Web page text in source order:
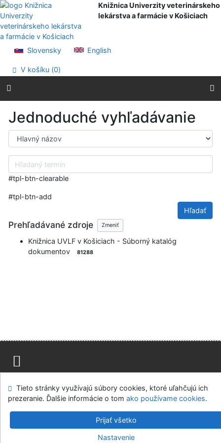
Prejsť na obsah
Prejsť na menu
Prehlásenie o webovej prístupnosti
Knižnica Univerzity veterinárskeho
lekárstva a farmácie v Košiciach
Slovensky English
V košíku (0)
Jednoduché vyhľadávanie
Výber vyhľadávacieho kritéria
Hľadaný termín
#tpl-btn-clearable
#tpl-btn-add
Hľadať
Prehľadávané zdroje Zmeniť
Knižnica UVLF v Košiciach - Súborný katalóg
dokumentov
81288
Modul OpenSearch
Napíšte nám Nastavenie cookies
Knižnica Univerzity veterinárskeho lekárstva a farmácie v
Cosmotron Slovakia, s.r.o.
Tieto stránky využívajú súbory cookies, ktoré uľahčujú ich
prezeranie. Ďalšie informácie o tom ako používame cookies.
Prijať všetko
Nastavenie